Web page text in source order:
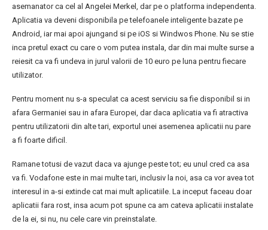
asemanator ca cel al Angelei Merkel, dar pe o platforma independenta.
Aplicatia va deveni disponibila pe telefoanele inteligente bazate pe
Android, iar mai apoi ajungand si pe iOS si Windwos Phone. Nu se stie
inca pretul exact cu care o vom putea instala, dar din mai multe surse a
reiesit ca va fi undeva in jurul valorii de 10 euro pe luna pentru fiecare
utilizator.
Pentru moment nu s-a speculat ca acest serviciu sa fie disponibil si in
afara Germaniei sau in afara Europei, dar daca aplicatia va fi atractiva
pentru utilizatorii din alte tari, exportul unei asemenea aplicatii nu pare
a fi foarte dificil.
Ramane totusi de vazut daca va ajunge peste tot; eu unul cred ca asa
va fi. Vodafone este in mai multe tari, inclusiv la noi, asa ca vor avea tot
interesul in a-si extinde cat mai mult aplicatiile. La inceput faceau doar
aplicatii fara rost, insa acum pot spune ca am cateva aplicatii instalate
de la ei, si nu, nu cele care vin preinstalate.